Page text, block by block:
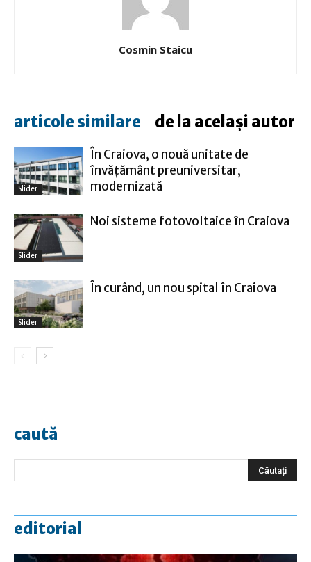
Cosmin Staicu
articole similare de la același autor
Slider
În Craiova, o nouă unitate de
învățământ preuniversitar,
modernizată
Slider
Noi sisteme fotovoltaice în Craiova
Slider
În curând, un nou spital în Craiova
caută
editorial